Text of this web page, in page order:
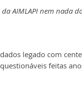
AIMLAPI nem nada
legado com
feitas